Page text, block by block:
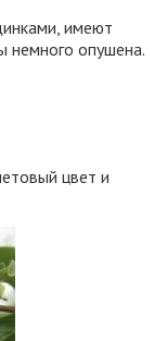
имеют
немного опушена.
цвет и